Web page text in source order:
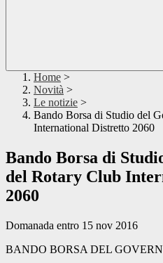
Home >
Novità >
Le notizie >
Bando Borsa di Studio del
International Distretto 2060
Bando Borsa di
del Rotary Club
2060
Domanada entro 15 nov 2016
BANDO BORSA DEL